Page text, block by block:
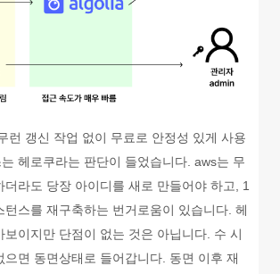
런 갱신 작업 없이 무료로 안정성 있게 사용
헤로쿠라는 판단이 들었습니다. aws는 무
더라도 당장 아이디를 새로 만들어야 하고, 1
턴스를 재구축하는 번거로움이 있습니다. 헤
보이지만 단점이 없는 것은 아닙니다. 수 시
으면 동면상태로 들어갑니다. 동면 이후 재